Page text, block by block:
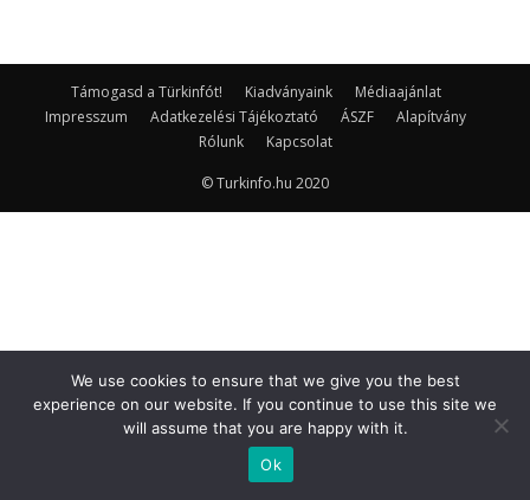
Támogasd a Türkinfót! Kiadványaink
Médiaajánlat
Impresszum
Adatkezelési Tájékoztató ÁSZF
Alapítvány
Rólunk
Kapcsolat
© Turkinfo.hu 2020
We use cookies to ensure that we give you the best
experience on our website. If you continue to use this site we
will assume that you are happy with it.
Ok